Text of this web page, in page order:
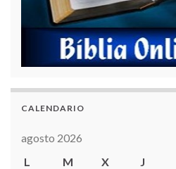
CALENDARIO
agosto 2026
L
M X J